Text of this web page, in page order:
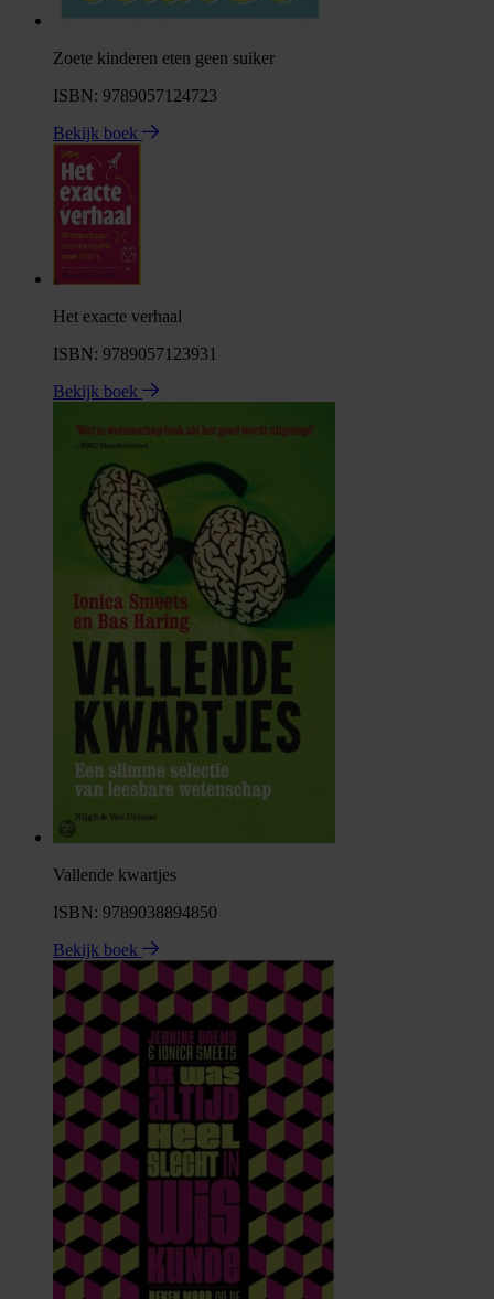
Zoete kinderen eten geen suiker
ISBN: 9789057124723
Bekijk boek
Het exacte verhaal
ISBN: 9789057123931
Bekijk boek
Vallende kwartjes
ISBN: 9789038894850
Bekijk boek